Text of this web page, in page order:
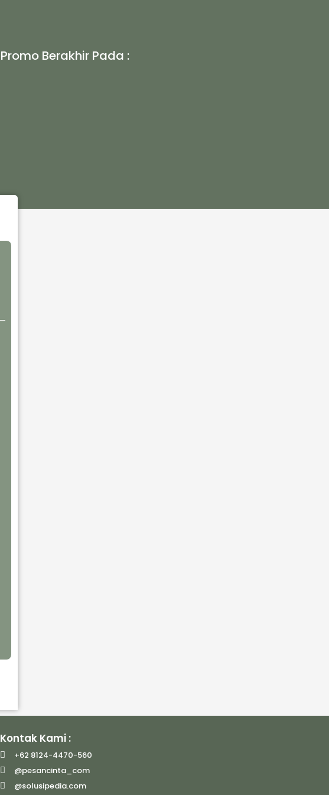
Promo Berakhir Pada :
Kontak Kami :
+62 8124-4470-560
@pesancinta_com
@solusipedia.com